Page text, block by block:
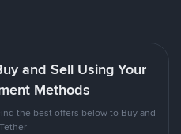
and Sell Using Your
Methods
the best offers below to Buy and